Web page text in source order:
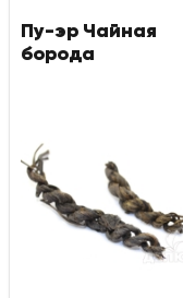
Пу-эр Чайная
борода